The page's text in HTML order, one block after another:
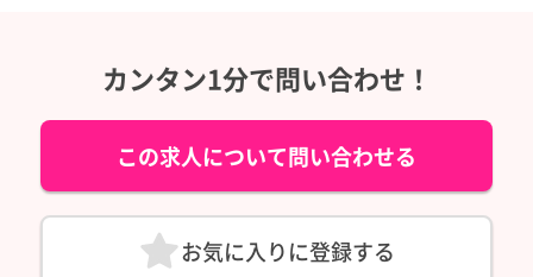
カンタン1分で問い合わせ！
この求人について問い合わせる
お気に入りに登録する